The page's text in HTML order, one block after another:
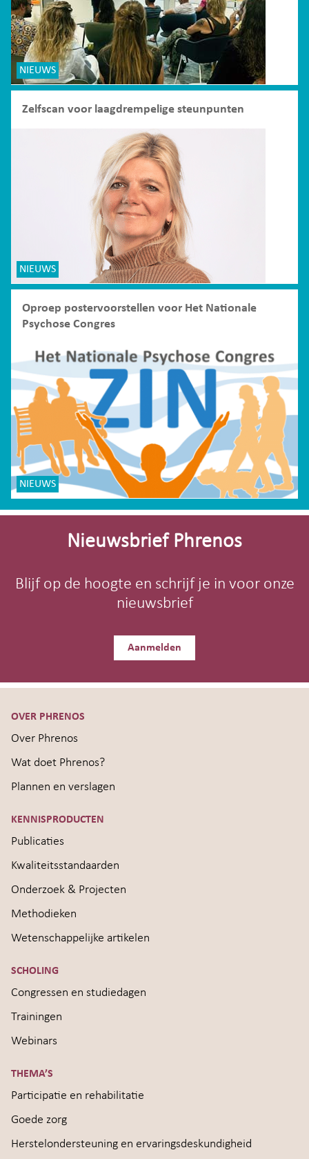
NIEUWS
Zelfscan voor laagdrempelige steunpunten
NIEUWS
Oproep postervoorstellen voor Het Nationale
Psychose Congres
NIEUWS
Site-
Nieuwsbrief Phrenos
Blijf op de hoogte en schrijf je in voor onze
nieuwsbrief
Aanmelden
OVER PHRENOS
Over Phrenos
Wat doet Phrenos?
Plannen en verslagen
KENNISPRODUCTEN
Publicaties
Kwaliteitsstandaarden
Onderzoek & Projecten
Methodieken
Wetenschappelijke artikelen
SCHOLING
Congressen en studiedagen
Trainingen
Webinars
THEMA’S
Participatie en rehabilitatie
Goede zorg
Herstelondersteuning en ervaringsdeskundigheid